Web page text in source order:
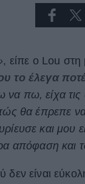
, είπε ο Lou στη
το έλεγα
να πω, είχα τις
θα έπρεπε
και μου
απόφαση και
δεν είναι